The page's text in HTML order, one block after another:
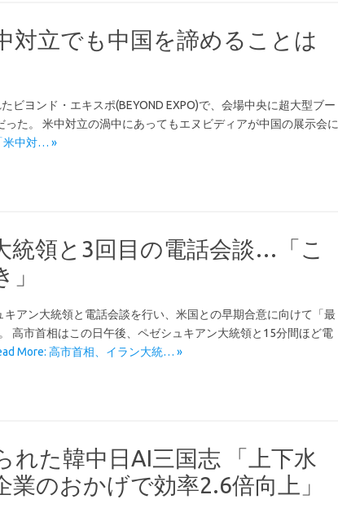
対立でも中国を諦めることは
ビヨンド・エキスポ(BEYOND EXPO)で、会場中央に超大型ブー
った。 米中対立の渦中にあってもエヌビディアが中国の展示会に
米中対… »
統領と3回目の電話会談…「こ
アン大統領と電話会談を行い、米国との早期合意に向けて「最
高市首相はこの日午後、ペゼシュキアン大統領と15分間ほど電
More: 高市首相、イラン大統… »
れた韓中日AI三国志 「上下水
のおかげで効率2.6倍向上」